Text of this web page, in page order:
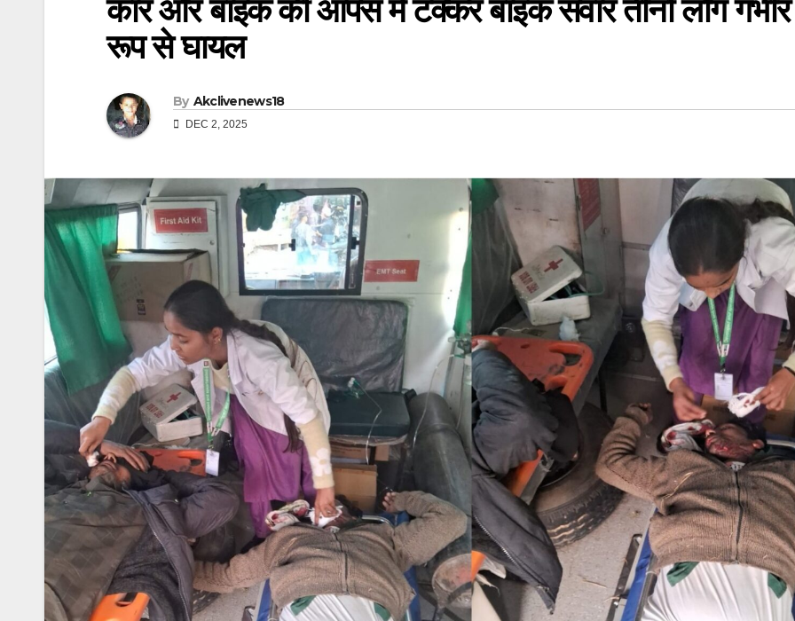
कार और बाइक की आपस में टक्कर बाइक सवार तीनों लोग गंभीर
रूप से घायल
By Akclivenews18
DEC 2, 2025